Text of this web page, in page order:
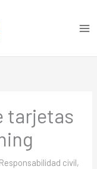
tarjetas
civil,